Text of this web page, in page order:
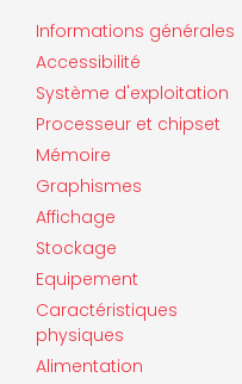
Informations générales
Accessibilité
Système d'exploitation
Processeur et chipset
Mémoire
Graphismes
Affichage
Stockage
Equipement
Caractéristiques
physiques
Alimentation